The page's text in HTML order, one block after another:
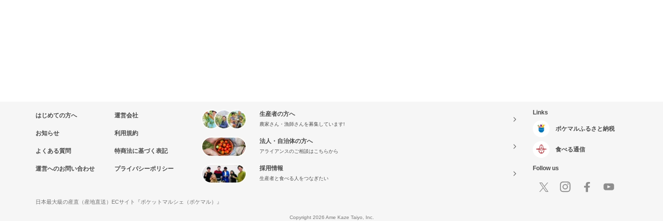
はじめての方へ
お知らせ
よくある質問
運営へのお問い合わせ
運営会社
利用規約
特商法に基づく表記
プライバシーポリシー
生産者の方へ
農家さん・漁師さんを募集しています!
法人・自治体の方へ
アライアンスのご相談はこちらから
採用情報
生産者と食べる人をつなぎたい
Links
ポケマルふるさと納税
食べる通信
Follow us
日本最大級の産直（産地直送）ECサイト『ポケットマルシェ（ポケマル）』
Copyright 2026 Ame Kaze Taiyo, Inc.